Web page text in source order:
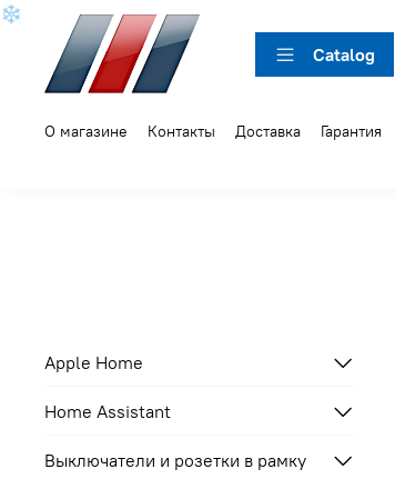
❄
Catalog
О магазине Контакты Доставка Гарантия
Apple Home
Home Assistant
Выключатели и розетки в рамку